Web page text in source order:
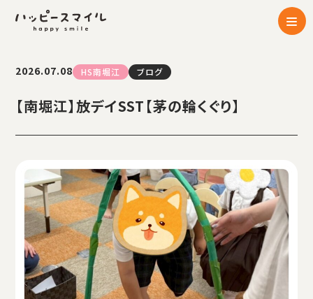
2026.07.08 HS南堀江 ブログ
【南堀江】放デイSST【茅の輪くぐり】